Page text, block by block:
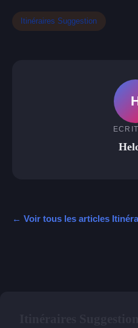
Itinéraires Suggestion
← Voir tous les articles